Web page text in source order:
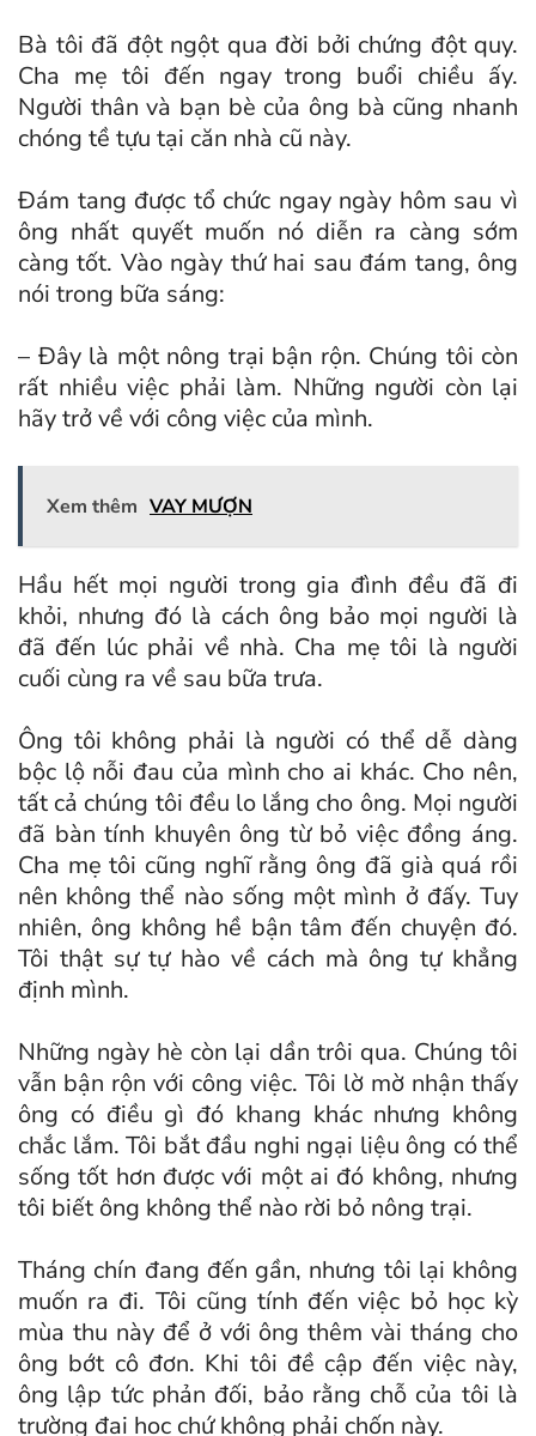
Bà tôi đã đột ngột qua đời bởi chứng đột quy.
Cha mẹ tôi đến ngay trong buổi chiều ấy.
Người thân và bạn bè của ông bà cũng nhanh
chóng tề tựu tại căn nhà cũ này.
Đám tang được tổ chức ngay ngày hôm sau vì
ông nhất quyết muốn nó diễn ra càng sớm
càng tốt. Vào ngày thứ hai sau đám tang, ông
nói trong bữa sáng:
– Đây là một nông trại bận rộn. Chúng tôi còn
rất nhiều việc phải làm. Những người còn lại
hãy trở về với công việc của mình.
Xem thêm VAY MƯỢN
Hầu hết mọi người trong gia đình đều đã đi
khỏi, nhưng đó là cách ông bảo mọi người là
đã đến lúc phải về nhà. Cha mẹ tôi là người
cuối cùng ra về sau bữa trưa.
Ông tôi không phải là người có thể dễ dàng
bộc lộ nỗi đau của mình cho ai khác. Cho nên,
tất cả chúng tôi đều lo lắng cho ông. Mọi người
đã bàn tính khuyên ông từ bỏ việc đồng áng.
Cha mẹ tôi cũng nghĩ rằng ông đã già quá rồi
nên không thể nào sống một mình ở đấy. Tuy
nhiên, ông không hề bận tâm đến chuyện đó.
Tôi thật sự tự hào về cách mà ông tự khẳng
định mình.
Những ngày hè còn lại dần trôi qua. Chúng tôi
vẫn bận rộn với công việc. Tôi lờ mờ nhận thấy
ông có điều gì đó khang khác nhưng không
chắc lắm. Tôi bắt đầu nghi ngại liệu ông có thể
sống tốt hơn được với một ai đó không, nhưng
tôi biết ông không thể nào rời bỏ nông trại.
Tháng chín đang đến gần, nhưng tôi lại không
muốn ra đi. Tôi cũng tính đến việc bỏ học kỳ
mùa thu này để ở với ông thêm vài tháng cho
ông bớt cô đơn. Khi tôi đề cập đến việc này,
ông lập tức phản đối, bảo rằng chỗ của tôi là
trường đại học chứ không phải chốn này.